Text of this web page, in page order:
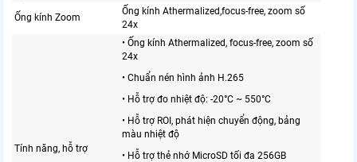
Ống kính Zoom
Ống kính Athermalized,focus-free, zoom số
24x
Tính năng, hỗ trợ
• Ống kính Athermalized, focus-free, zoom số
24x
• Chuẩn nén hình ảnh H.265
• Hỗ trợ đo nhiệt độ: -20°C ~ 550°C
• Hỗ trợ ROI, phát hiện chuyển động, bảng
màu nhiệt độ
• Hỗ trợ thẻ nhớ MicroSD tối đa 256GB